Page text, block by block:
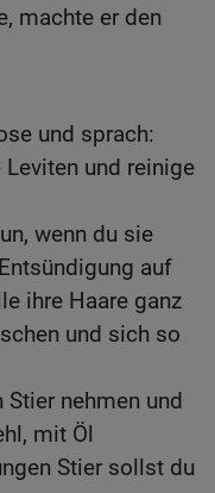
machte er den
und sprach:
und reinige
wenn du sie
auf
ihre Haare ganz
und sich so
nehmen und
mit Öl
Stier sollst du